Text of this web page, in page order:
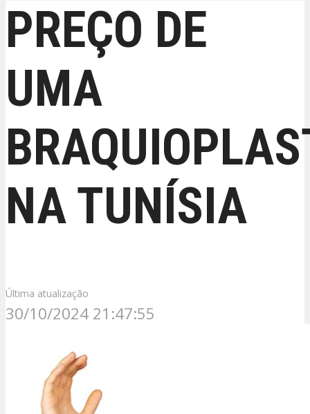
PREÇO DE
UMA
NA TUNÍSIA
Última atualização
30/10/2024 21:47:55